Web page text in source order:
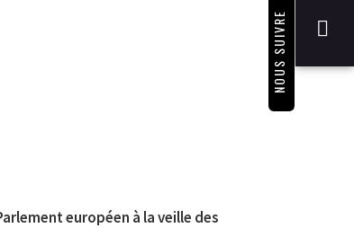
NOUS SUIVRE
européen à la veille des